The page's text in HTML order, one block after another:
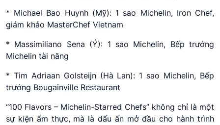
* Michael Bao Huynh (Mỹ): 1 sao Michelin, Iron Chef,
giám khảo MasterChef Vietnam
* Massimiliano Sena (Ý): 1 sao Michelin, Bếp trưởng
Michelin tài năng
* Tim Adriaan Golsteijn (Hà Lan): 1 sao Michelin, Bếp
trưởng Bougainville Restaurant
“100 Flavors – Michelin-Starred Chefs” không chỉ là một
sự kiện ẩm thực, mà là dấu ấn mở đầu cho hành trình